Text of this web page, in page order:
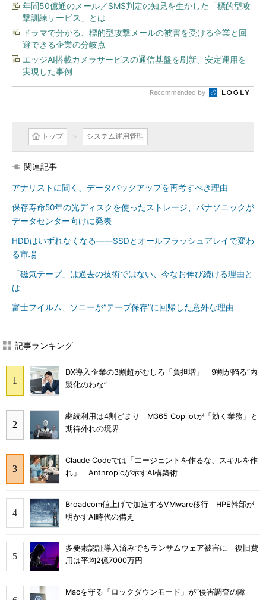
年間50億通のメール／SMS判定の知見を生かした「標的型攻
撃訓練サービス」とは
ドラマで分かる、標的型攻撃メールの被害を受ける企業と回
避できる企業の分岐点
エッジAI搭載カメラサービスの通信基盤を刷新、安定運用を
実現した事例
Recommended by
トップ システム運用管理
関連記事
アナリストに聞く、データバックアップを再考すべき理由
保存寿命50年の光ディスクを使ったストレージ、パナソニックが
データセンター向けに発表
HDDはいずれなくなる――SSDとオールフラッシュアレイで変わ
る市場
「磁気テープ」は過去の技術ではない、今なお伸び続ける理由と
は
富士フイルム、ソニーが“テープ保存”に回帰した意外な理由
記事ランキング
DX導入企業の3割超がむしろ「負担増」 9割が陥る“内
製化のわな”
継続利用は4割どまり M365 Copilotが「効く業務」と
期待外れの境界
Claude Codeでは「エージェントを作るな、スキルを作
れ」 Anthropicが示すAI構築術
Broadcom値上げで加速するVMware移行 HPE幹部が
明かすAI時代の備え
多要素認証導入済みでもランサムウェア被害に 復旧費
用は平均2億7000万円
Macを守る「ロックダウンモード」が“侵害調査の障